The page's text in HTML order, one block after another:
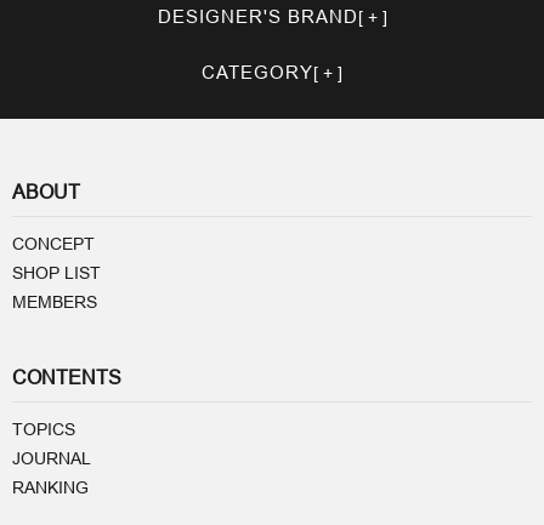
DESIGNER'S BRAND
CATEGORY
ABOUT
CONCEPT
SHOP LIST
MEMBERS
CONTENTS
TOPICS
JOURNAL
RANKING